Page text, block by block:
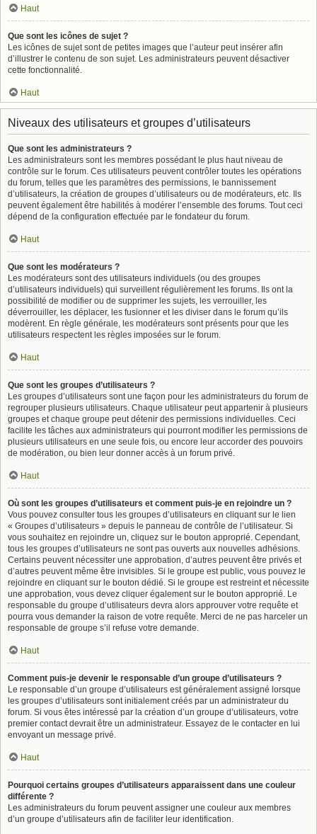
Haut
Que sont les icônes de sujet ?
Les icônes de sujet sont de petites images que l’auteur peut insérer afin
d’illustrer le contenu de son sujet. Les administrateurs peuvent désactiver
cette fonctionnalité.
Haut
Niveaux des utilisateurs et groupes d’utilisateurs
Que sont les administrateurs ?
Les administrateurs sont les membres possédant le plus haut niveau de
contrôle sur le forum. Ces utilisateurs peuvent contrôler toutes les opérations
du forum, telles que les paramètres des permissions, le bannissement
d’utilisateurs, la création de groupes d’utilisateurs ou de modérateurs, etc. Ils
peuvent également être habilités à modérer l’ensemble des forums. Tout ceci
dépend de la configuration effectuée par le fondateur du forum.
Haut
Que sont les modérateurs ?
Les modérateurs sont des utilisateurs individuels (ou des groupes
d’utilisateurs individuels) qui surveillent régulièrement les forums. Ils ont la
possibilité de modifier ou de supprimer les sujets, les verrouiller, les
déverrouiller, les déplacer, les fusionner et les diviser dans le forum qu’ils
modèrent. En règle générale, les modérateurs sont présents pour que les
utilisateurs respectent les règles imposées sur le forum.
Haut
Que sont les groupes d’utilisateurs ?
Les groupes d’utilisateurs sont une façon pour les administrateurs du forum de
regrouper plusieurs utilisateurs. Chaque utilisateur peut appartenir à plusieurs
groupes et chaque groupe peut détenir des permissions individuelles. Ceci
facilite les tâches aux administrateurs qui pourront modifier les permissions de
plusieurs utilisateurs en une seule fois, ou encore leur accorder des pouvoirs
de modération, ou bien leur donner accès à un forum privé.
Haut
Où sont les groupes d’utilisateurs et comment puis-je en rejoindre un ?
Vous pouvez consulter tous les groupes d’utilisateurs en cliquant sur le lien
« Groupes d’utilisateurs » depuis le panneau de contrôle de l’utilisateur. Si
vous souhaitez en rejoindre un, cliquez sur le bouton approprié. Cependant,
tous les groupes d’utilisateurs ne sont pas ouverts aux nouvelles adhésions.
Certains peuvent nécessiter une approbation, d’autres peuvent être privés et
d’autres peuvent même être invisibles. Si le groupe est public, vous pouvez le
rejoindre en cliquant sur le bouton dédié. Si le groupe est restreint et nécessite
une approbation, vous devez cliquer également sur le bouton approprié. Le
responsable du groupe d’utilisateurs devra alors approuver votre requête et
pourra vous demander la raison de votre requête. Merci de ne pas harceler un
responsable de groupe s’il refuse votre demande.
Haut
Comment puis-je devenir le responsable d’un groupe d’utilisateurs ?
Le responsable d’un groupe d’utilisateurs est généralement assigné lorsque
les groupes d’utilisateurs sont initialement créés par un administrateur du
forum. Si vous êtes intéressé par la création d’un groupe d’utilisateurs, votre
premier contact devrait être un administrateur. Essayez de le contacter en lui
envoyant un message privé.
Haut
Pourquoi certains groupes d’utilisateurs apparaissent dans une couleur
différente ?
Les administrateurs du forum peuvent assigner une couleur aux membres
d’un groupe d’utilisateurs afin de faciliter leur identification.